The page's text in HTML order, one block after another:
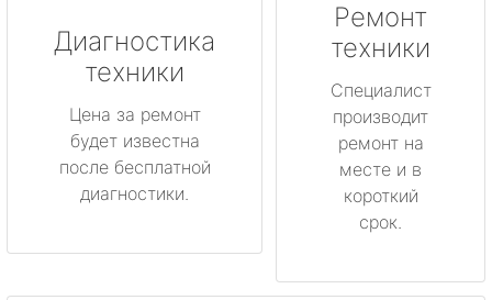
Диагностика
техники
Цена за ремонт
будет известна
после бесплатной
диагностики.
Ремонт
техники
Специалист
производит
ремонт на
месте и в
короткий
срок.